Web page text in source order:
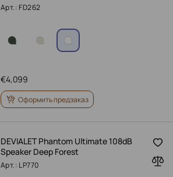
Арт.: FD262
4,099
€
Оформить предзаказ
DEVIALET Phantom Ultimate 108dB
Speaker Deep Forest
Арт.: LP770